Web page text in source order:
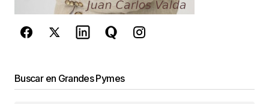
Comentario*
Your Name*
Buscar en Grandes Pymes